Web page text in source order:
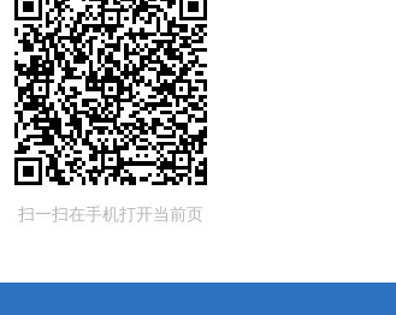
扫一扫在手机打开当前页